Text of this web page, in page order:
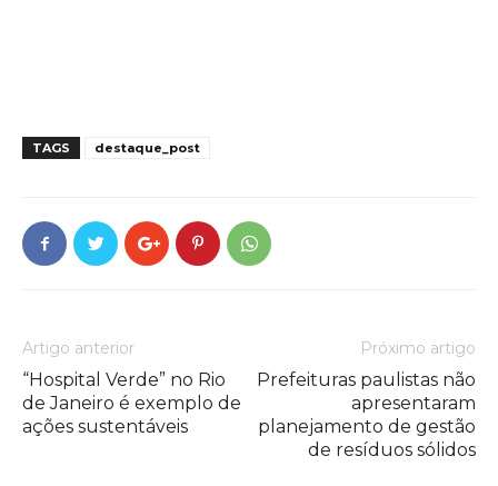
TAGS destaque_post
Artigo anterior
“Hospital Verde” no Rio
de Janeiro é exemplo de
ações sustentáveis
Próximo artigo
Prefeituras paulistas não
apresentaram
planejamento de gestão
de resíduos sólidos